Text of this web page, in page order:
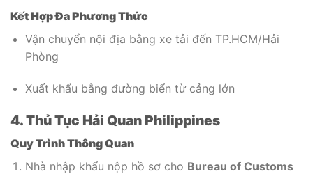
Kết Hợp Đa Phương Thức
Vận chuyển nội địa bằng xe tải đến TP.HCM/Hải
Phòng
Xuất khẩu bằng đường biển từ cảng lớn
4. Thủ Tục Hải Quan Philippines
Quy Trình Thông Quan
Nhà nhập khẩu nộp hồ sơ cho Bureau of Customs